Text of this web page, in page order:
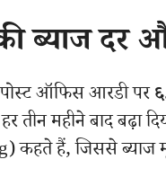
दर
पोस्ट ऑफिस आरडी पर
तीन महीने बाद बढ़ा
कहते हैं, जिससे